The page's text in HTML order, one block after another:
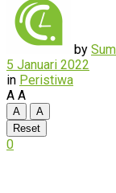
by
5 Januari 2022
in Peristiwa
A A
A
A
Reset
0